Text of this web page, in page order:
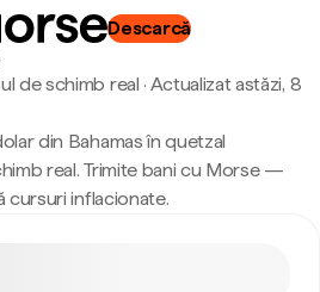
Descarcă
de schimb real · Actualizat astăzi, 8
din Bahamas în quetzal
real. Trimite bani cu Morse —
cursuri inflacionate.